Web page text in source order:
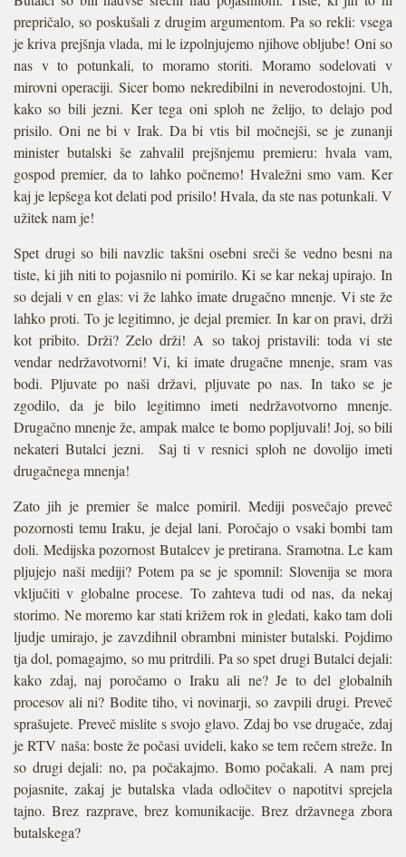
prepričalo, so poskušali z drugim argumentom. Pa so rekli: vsega
je kriva prejšnja vlada, mi le izpolnjujemo njihove obljube! Oni so
nas v to potunkali, to moramo storiti. Moramo sodelovati v
mirovni operaciji. Sicer bomo nekredibilni in neverodostojni. Uh,
kako so bili jezni. Ker tega oni sploh ne želijo, to delajo pod
prisilo. Oni ne bi v Irak. Da bi vtis bil močnejši, se je zunanji
minister butalski še zahvalil prejšnjemu premieru: hvala vam,
gospod premier, da to lahko počnemo! Hvaležni smo vam. Ker
kaj je lepšega kot delati pod prisilo! Hvala, da ste nas potunkali. V
užitek nam je!
Spet drugi so bili navzlic takšni osebni sreči še vedno besni na
tiste, ki jih niti to pojasnilo ni pomirilo. Ki se kar nekaj upirajo. In
so dejali v en glas: vi že lahko imate drugačno mnenje. Vi ste že
lahko proti. To je legitimno, je dejal premier. In kar on pravi, drži
kot pribito. Drži? Zelo drži! A so takoj pristavili: toda vi ste
vendar nedržavotvorni! Vi, ki imate drugačne mnenje, sram vas
bodi. Pljuvate po naši državi, pljuvate po nas. In tako se je
zgodilo, da je bilo legitimno imeti nedržavotvorno mnenje.
Drugačno mnenje že, ampak malce te bomo popljuvali! Joj, so bili
nekateri Butalci jezni. Saj ti v resnici sploh ne dovolijo imeti
drugačnega mnenja!
Zato jih je premier še malce pomiril. Mediji posvečajo preveč
pozornosti temu Iraku, je dejal lani. Poročajo o vsaki bombi tam
doli. Medijska pozornost Butalcev je pretirana. Sramotna. Le kam
pljujejo naši mediji? Potem pa se je spomnil: Slovenija se mora
vključiti v globalne procese. To zahteva tudi od nas, da nekaj
storimo. Ne moremo kar stati križem rok in gledati, kako tam doli
ljudje umirajo, je zavzdihnil obrambni minister butalski. Pojdimo
tja dol, pomagajmo, so mu pritrdili. Pa so spet drugi Butalci dejali:
kako zdaj, naj poročamo o Iraku ali ne? Je to del globalnih
procesov ali ni? Bodite tiho, vi novinarji, so zavpili drugi. Preveč
sprašujete. Preveč mislite s svojo glavo. Zdaj bo vse drugače, zdaj
je RTV naša: boste že počasi uvideli, kako se tem rečem streže. In
so drugi dejali: no, pa počakajmo. Bomo počakali. A nam prej
pojasnite, zakaj je butalska vlada odločitev o napotitvi sprejela
tajno. Brez razprave, brez komunikacije. Brez državnega zbora
butalskega?